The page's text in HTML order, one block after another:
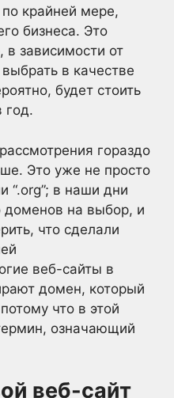
крайней мере,
бизнеса. Это
в зависимости от
в качестве
будет стоить
год.
гораздо
Это уже не просто
“.org”; в наши дни
доменов на выбор, и
что сделали
веб-сайты в
домен, который
что в этой
означающий
веб-сайт